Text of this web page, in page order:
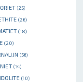
(25)
(26)
(18)
(20)
(56)
(14)
(10)